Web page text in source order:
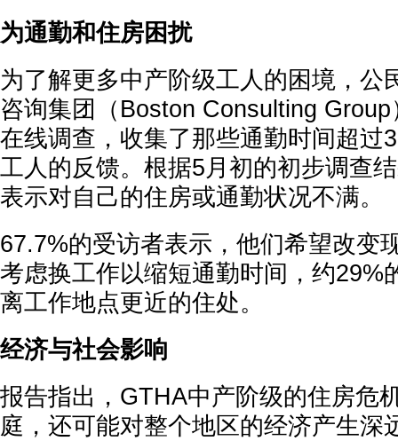
为通勤和住房困扰
为了解更多中产阶级工人的困境，公
咨询集团（Boston Consulting
在线调查，收集了那些通勤时间超过
工人的反馈。根据5月初的初步调查
表示对自己的住房或通勤状况不满。
67.7%的受访者表示，他们希望改变
考虑换工作以缩短通勤时间，约29%
离工作地点更近的住处。
经济与社会影响
报告指出，GTHA中产阶级的住房危
庭，还可能对整个地区的经济产生深